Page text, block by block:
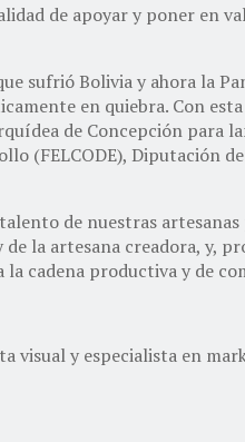
de apoyar y poner en
sufrió Bolivia y ahora la
en quiebra. Con
de Concepción para
(FELCODE), Diputación
de nuestras
la artesana creadora, y,
cadena productiva y de
visual y especialista en